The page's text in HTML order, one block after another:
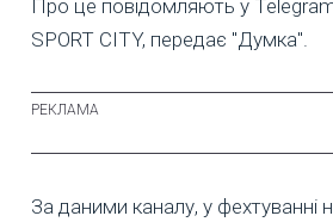
Про це повідомляють у
SPORT CITY, передає "Думка".
За даними каналу, у фехтуванні